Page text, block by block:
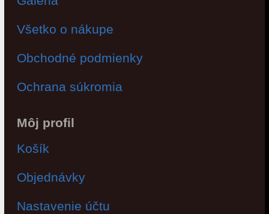
Všetko o nákupe
Obchodné podmienky
Ochrana súkromia
Môj profil
Košík
Objednávky
Nastavenie účtu